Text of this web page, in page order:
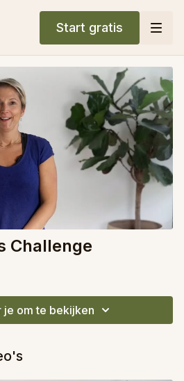
Start gratis
Challenge
je om te bekijken